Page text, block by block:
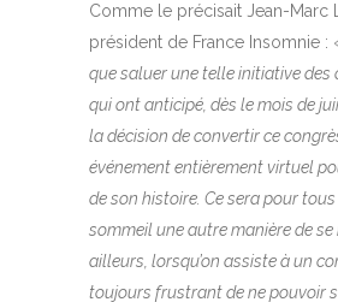
Comme le précisait Jean-Marc
président de France Insomnie :
que saluer une telle initiative des
qui ont anticipé, dès le mois de
la décision de convertir ce
événement entièrement virtuel
de son histoire. Ce sera pour
sommeil une autre manière de se
ailleurs, lorsqu’on assiste à un
toujours frustrant de ne pouvoir